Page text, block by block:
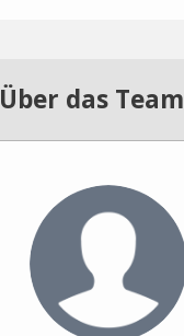
Über das Team